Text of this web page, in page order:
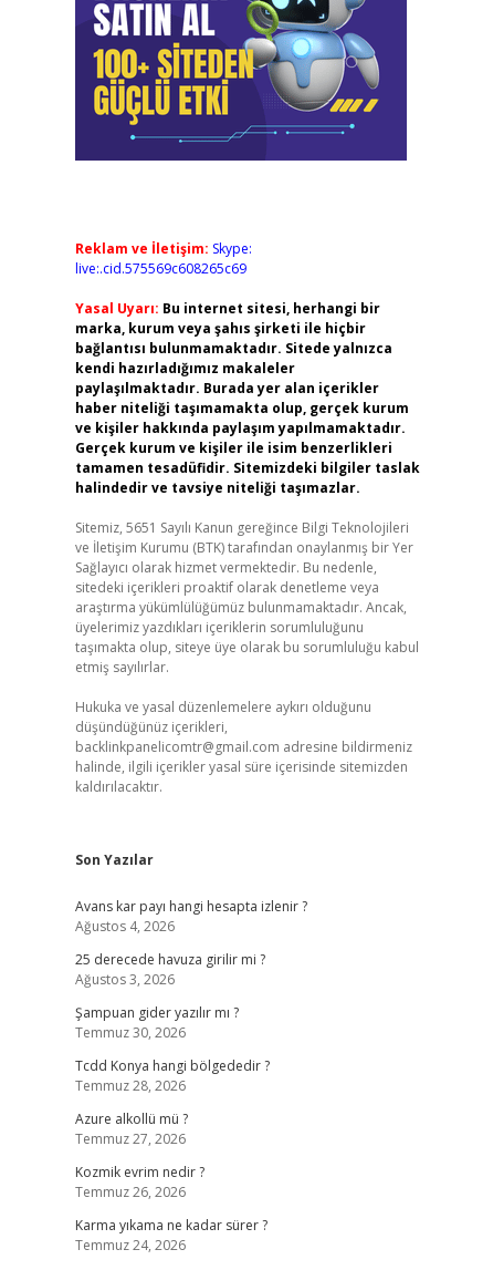
Reklam ve İletişim: Skype:
live:.cid.575569c608265c69
Yasal Uyarı: Bu internet sitesi, herhangi bir
marka, kurum veya şahıs şirketi ile hiçbir
bağlantısı bulunmamaktadır. Sitede yalnızca
kendi hazırladığımız makaleler
paylaşılmaktadır. Burada yer alan içerikler
haber niteliği taşımamakta olup, gerçek kurum
ve kişiler hakkında paylaşım yapılmamaktadır.
Gerçek kurum ve kişiler ile isim benzerlikleri
tamamen tesadüfidir. Sitemizdeki bilgiler taslak
halindedir ve tavsiye niteliği taşımazlar.
Sitemiz, 5651 Sayılı Kanun gereğince Bilgi Teknolojileri
ve İletişim Kurumu (BTK) tarafından onaylanmış bir Yer
Sağlayıcı olarak hizmet vermektedir. Bu nedenle,
sitedeki içerikleri proaktif olarak denetleme veya
araştırma yükümlülüğümüz bulunmamaktadır. Ancak,
üyelerimiz yazdıkları içeriklerin sorumluluğunu
taşımakta olup, siteye üye olarak bu sorumluluğu kabul
etmiş sayılırlar.
Hukuka ve yasal düzenlemelere aykırı olduğunu
düşündüğünüz içerikleri,
backlinkpanelicomtr@gmail.com adresine bildirmeniz
halinde, ilgili içerikler yasal süre içerisinde sitemizden
kaldırılacaktır.
Son Yazılar
Avans kar payı hangi hesapta izlenir ?
Ağustos 4, 2026
25 derecede havuza girilir mi ?
Ağustos 3, 2026
Şampuan gider yazılır mı ?
Temmuz 30, 2026
Tcdd Konya hangi bölgededir ?
Temmuz 28, 2026
Azure alkollü mü ?
Temmuz 27, 2026
Kozmik evrim nedir ?
Temmuz 26, 2026
Karma yıkama ne kadar sürer ?
Temmuz 24, 2026